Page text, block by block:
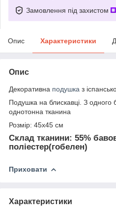
Замовлення під захистом
Опис Характеристики
Опис
Декоративна подушка з
Подушка на блискавці. З одного
однотонна тканина
Розмір: 45х45 см
Склад тканини: 55%
поліестер(гобелен)
Приховати
Характеристики